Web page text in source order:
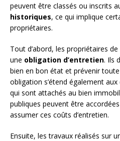
peuvent être classés ou inscrits
historiques, ce qui implique
propriétaires.
Tout d’abord, les propriétaires
une obligation d’entretien. Ils
bien en bon état et prévenir
obligation s’étend également
qui sont attachés au bien
publiques peuvent être
assumer ces coûts d’entretien.
Ensuite, les travaux réalisés sur